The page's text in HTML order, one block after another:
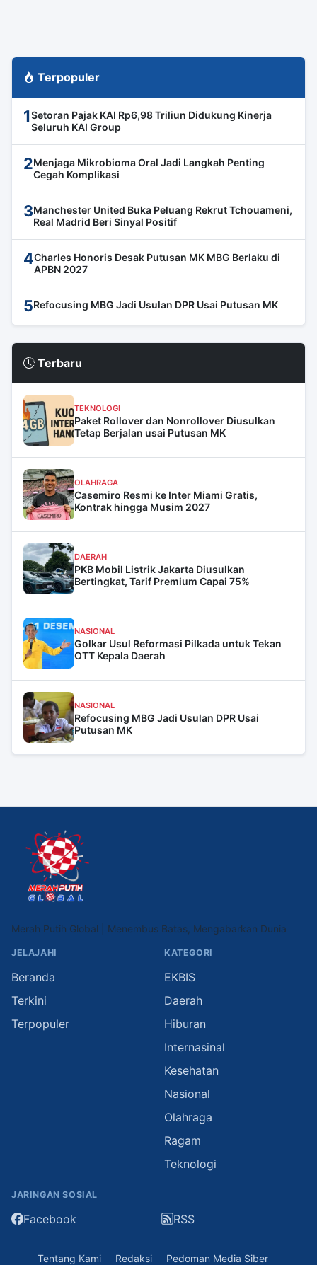
Terpopuler
1Setoran Pajak KAI Rp6,98 Triliun Didukung Kinerja
Seluruh KAI Group
2Menjaga Mikrobioma Oral Jadi Langkah Penting
Cegah Komplikasi
3Manchester United Buka Peluang Rekrut Tchouameni,
Real Madrid Beri Sinyal Positif
4Charles Honoris Desak Putusan MK MBG Berlaku di
APBN 2027
5Refocusing MBG Jadi Usulan DPR Usai Putusan MK
Terbaru
TEKNOLOGI
Paket Rollover dan Nonrollover Diusulkan
Tetap Berjalan usai Putusan MK
OLAHRAGA
Casemiro Resmi ke Inter Miami Gratis,
Kontrak hingga Musim 2027
DAERAH
PKB Mobil Listrik Jakarta Diusulkan
Bertingkat, Tarif Premium Capai 75%
NASIONAL
Golkar Usul Reformasi Pilkada untuk Tekan
OTT Kepala Daerah
NASIONAL
Refocusing MBG Jadi Usulan DPR Usai
Putusan MK
Merah Putih Global | Menembus Batas, Mengabarkan Dunia
JELAJAHI
Beranda
Terkini
Terpopuler
KATEGORI
EKBIS
Daerah
Hiburan
Internasinal
Kesehatan
Nasional
Olahraga
Ragam
Teknologi
JARINGAN SOSIAL
Facebook RSS
Tentang Kami Redaksi Pedoman Media Siber